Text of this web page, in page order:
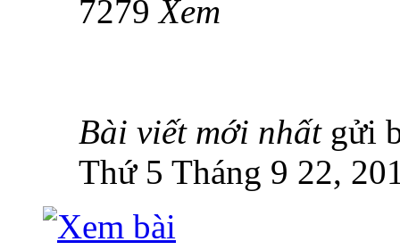
7279Xem
Bài viết mới nhất gửi
Thứ 5 Tháng 9 22,